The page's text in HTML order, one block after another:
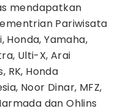
mendapatkan
Pariwisata
Honda, Yamaha,
Ulti-X, Arai
RK, Honda
Noor Dinar, MFZ,
dan Ohlins